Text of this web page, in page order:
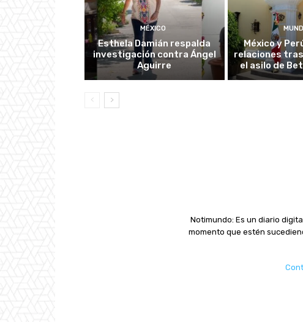
MÉXICO
Esthela Damián respalda
investigación contra Ángel
Aguirre
México y
relaciones
el asilo de
Notimundo: Es un diario
momento que estén